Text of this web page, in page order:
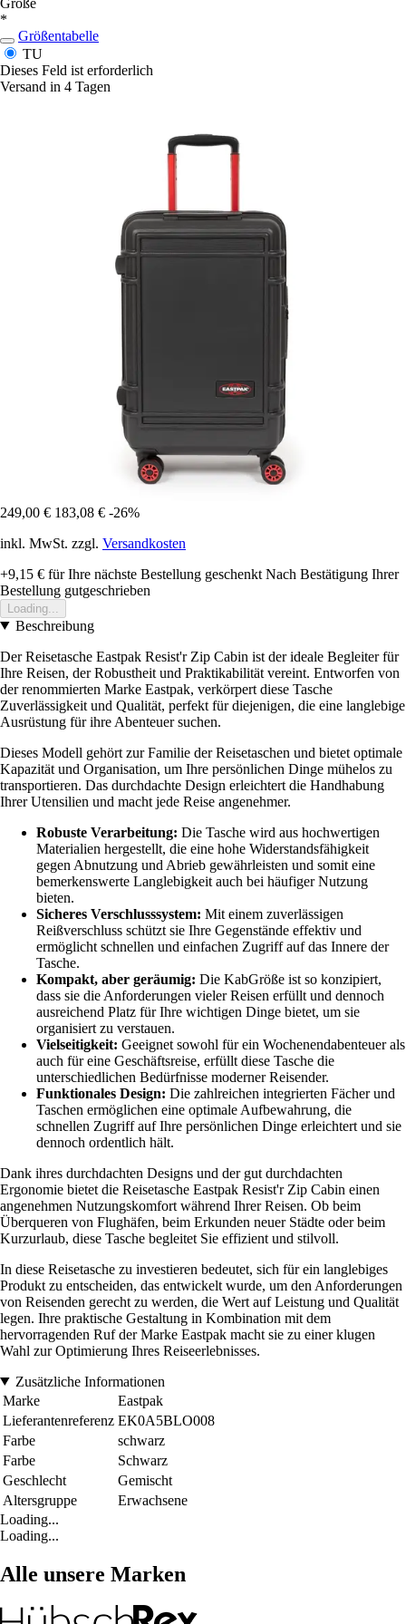
*
Größentabelle
TU
Dieses Feld ist erforderlich
Versand in 4 Tagen
249,00 € 183,08 € -26%
inkl. MwSt. zzgl. Versandkosten
+9,15 € für Ihre nächste Bestellung geschenkt Nach Bestätigung Ihrer
Bestellung gutgeschrieben
Loading...
Beschreibung
Der Reisetasche Eastpak Resist'r Zip Cabin ist der ideale Begleiter für
Ihre Reisen, der Robustheit und Praktikabilität vereint. Entworfen von
der renommierten Marke Eastpak, verkörpert diese Tasche
Zuverlässigkeit und Qualität, perfekt für diejenigen, die eine langlebige
Ausrüstung für ihre Abenteuer suchen.
Dieses Modell gehört zur Familie der Reisetaschen und bietet optimale
Kapazität und Organisation, um Ihre persönlichen Dinge mühelos zu
transportieren. Das durchdachte Design erleichtert die Handhabung
Ihrer Utensilien und macht jede Reise angenehmer.
Robuste Verarbeitung: Die Tasche wird aus hochwertigen
Materialien hergestellt, die eine hohe Widerstandsfähigkeit
gegen Abnutzung und Abrieb gewährleisten und somit eine
bemerkenswerte Langlebigkeit auch bei häufiger Nutzung
bieten.
Sicheres Verschlusssystem: Mit einem zuverlässigen
Reißverschluss schützt sie Ihre Gegenstände effektiv und
ermöglicht schnellen und einfachen Zugriff auf das Innere der
Tasche.
Kompakt, aber geräumig: Die KabGröße ist so konzipiert,
dass sie die Anforderungen vieler Reisen erfüllt und dennoch
ausreichend Platz für Ihre wichtigen Dinge bietet, um sie
organisiert zu verstauen.
Vielseitigkeit: Geeignet sowohl für ein Wochenendabenteuer als
auch für eine Geschäftsreise, erfüllt diese Tasche die
unterschiedlichen Bedürfnisse moderner Reisender.
Funktionales Design: Die zahlreichen integrierten Fächer und
Taschen ermöglichen eine optimale Aufbewahrung, die
schnellen Zugriff auf Ihre persönlichen Dinge erleichtert und sie
dennoch ordentlich hält.
Dank ihres durchdachten Designs und der gut durchdachten
Ergonomie bietet die Reisetasche Eastpak Resist'r Zip Cabin einen
angenehmen Nutzungskomfort während Ihrer Reisen. Ob beim
Überqueren von Flughäfen, beim Erkunden neuer Städte oder beim
Kurzurlaub, diese Tasche begleitet Sie effizient und stilvoll.
In diese Reisetasche zu investieren bedeutet, sich für ein langlebiges
Produkt zu entscheiden, das entwickelt wurde, um den Anforderungen
von Reisenden gerecht zu werden, die Wert auf Leistung und Qualität
legen. Ihre praktische Gestaltung in Kombination mit dem
hervorragenden Ruf der Marke Eastpak macht sie zu einer klugen
Wahl zur Optimierung Ihres Reiseerlebnisses.
Zusätzliche Informationen
Marke
Eastpak
Lieferantenreferenz EK0A5BLO008
Farbe
schwarz
Farbe
Schwarz
Geschlecht
Gemischt
Altersgruppe
Erwachsene
Loading...
Loading...
Alle unsere Marken